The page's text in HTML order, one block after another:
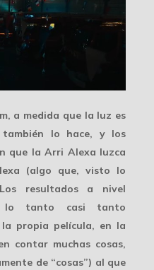
a medida que la luz es
lo hace, y los
que la Arri Alexa luzca
(algo que, visto lo
resultados a nivel
lo tanto casi tanto
propia película, en la
contar muchas cosas,
de “cosas”) al que